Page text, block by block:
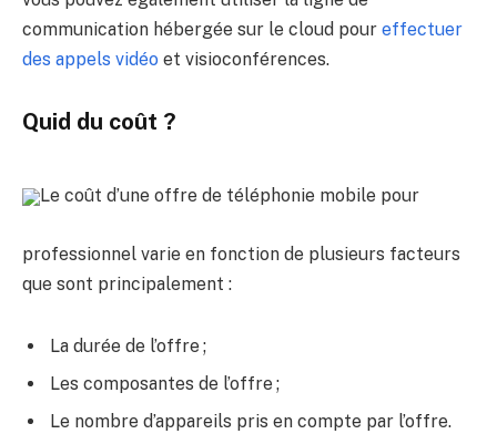
communication hébergée sur le cloud pour effectuer
des appels vidéo et visioconférences.
Quid du coût ?
Le coût d’une offre de téléphonie mobile pour
professionnel varie en fonction de plusieurs facteurs
que sont principalement :
La durée de l’offre ;
Les composantes de l’offre ;
Le nombre d’appareils pris en compte par l’offre.